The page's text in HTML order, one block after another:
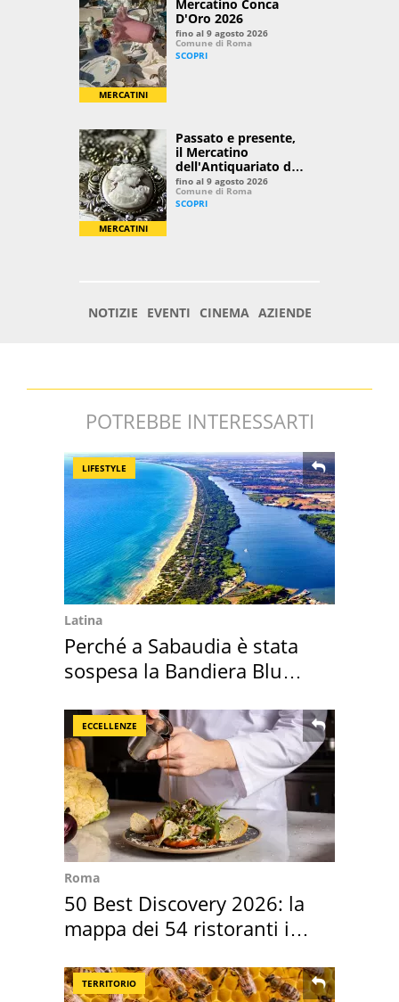
POTREBBE INTERESSARTI
LIFESTYLE
Latina
Perché a Sabaudia è stata
sospesa la Bandiera Blu
ECCELLENZE
Roma
50 Best Discovery 2026: la
mappa dei 54 ristoranti in
TERRITORIO